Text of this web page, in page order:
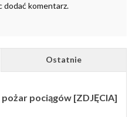
dodać komentarz.
Ostatnie
pociągów [ZDJĘCIA]